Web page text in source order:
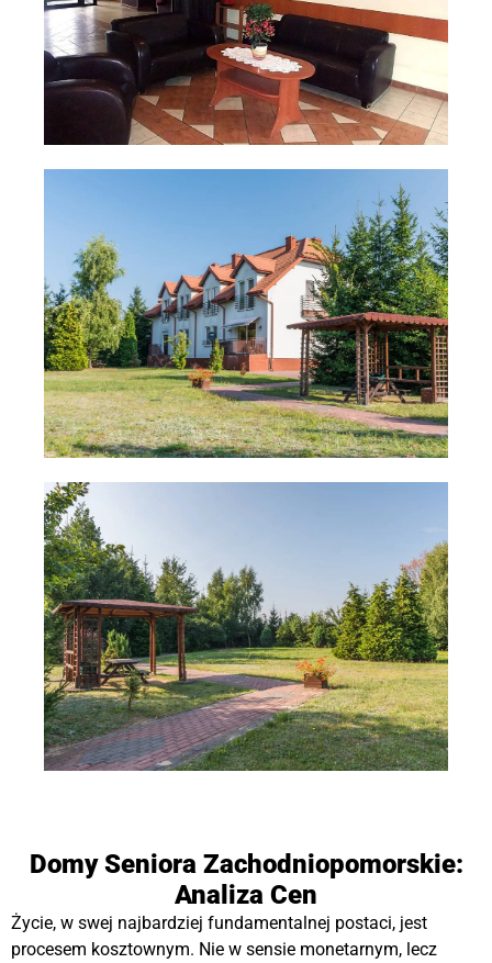
Domy Seniora Zachodniopomorskie:
Analiza Cen
Życie, w swej najbardziej fundamentalnej postaci, jest
procesem kosztownym. Nie w sensie monetarnym, lecz